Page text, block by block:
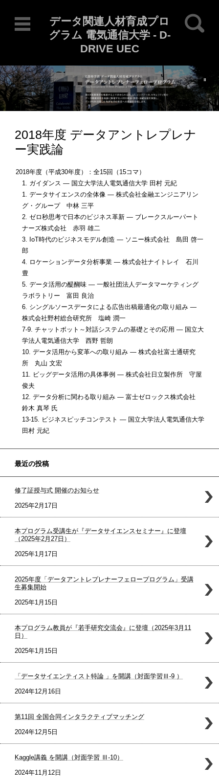
データ関連人材育成プロ
グラム 電気通信大学 - D-
DRIVE UEC
検索:
コンテンツに移動
2018年度 データアントレプレナ
ー実践論
2018年度（平成30年度）：全15回（15コマ）
1. ガイダンス ― 国立大学法人電気通信大学 田村 元紀
1. データサイエンスの全体像 ― 株式会社金融エンジニアリン
グ・グループ 中林 三平
2. ゼロ秒思考で日本のビジネス革新 ― ブレークスルーパート
ナーズ株式会社 赤羽 雄二
3. IoT時代のビジネスモデル創造 ― ソニー株式会社 島田 啓一
郎
4. ロケーションデータ分析事業 ― 株式会社ナイトレイ 石川
豊
5. データ活用の醍醐味 ― 一般社団法人データマーケティング
ラボラトリー 富田 良治
6. シングルソースデータによる広告出稿最適化の取り組み ―
株式会社野村総合研究所 塩崎 潤一
7-9. チャットボット～対話システムの基礎とその応用 ― 国立大
学法人電気通信大学 西野 哲朗
10. データ活用から変革への取り組み ― 株式会社富士通研究
所 丸山 文宏
11. ビッグデータ活用の具体事例 ― 株式会社日立製作所 守屋
俊夫
12. データ分析に関わる取り組み ― 富士ゼロックス株式会社
鈴木 真琴 氏
13-15. ビジネスピッチコンテスト ― 国立大学法人電気通信大学
田村 元紀
最近の投稿
修了証授与式 開催のお知らせ
2025年2月17日
本プログラム受講生が『データサイエンスセミナー』に登壇
（2025年2月27日）
2025年1月17日
2025年度「データアントレプレナーフェロープログラム」受講
生募集開始
2025年1月15日
本プログラム教員が『若手研究交流会』に登壇（2025年3月11
日）
2025年1月15日
「データサイエンティスト特論 」を開講（対面学習Ⅲ-9 ）
2024年12月16日
第11回 全国合同インタラクティブマッチング
2024年12月5日
Kaggle講義 を開講（対面学習 Ⅲ-10）
2024年11月12日